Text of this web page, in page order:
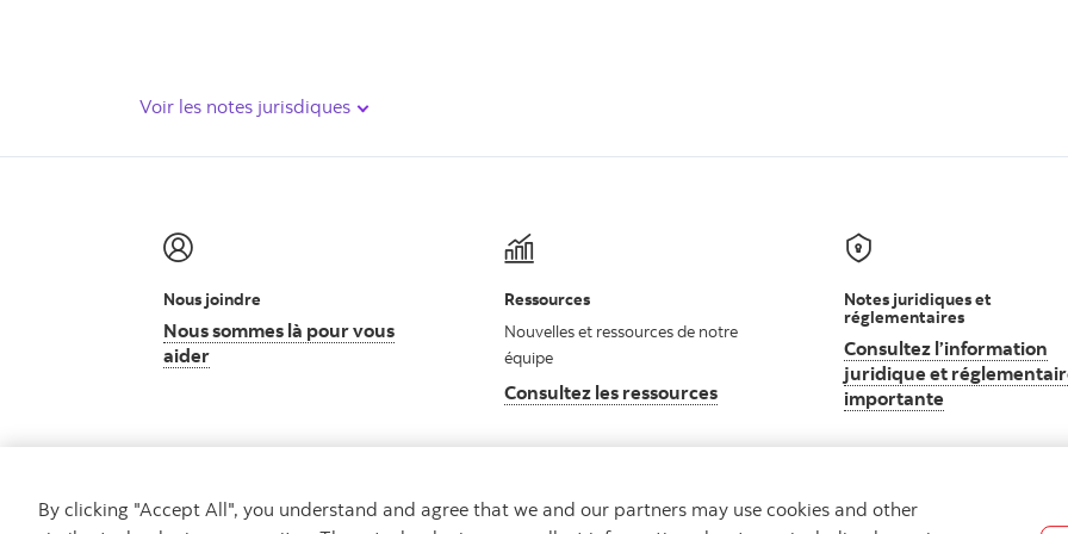
Voir les notes jurisdiques
Nous joindre
Nous sommes là pour vous
aider
Ressources
Nouvelles et ressources de notre
équipe
Consultez les ressources
Notes juridiques et
réglementaires
Consultez l’information
juridique et
importante
By clicking "Accept All", you understand and agree that we and our partners may use cookies and other